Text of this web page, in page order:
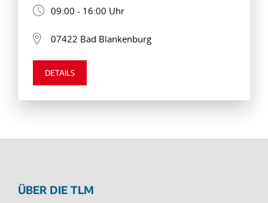
09:00 - 16:00 Uhr
07422 Bad Blankenburg
DETAILS
ÜBER DIE TLM